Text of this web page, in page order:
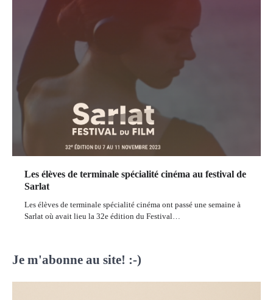
Les élèves de terminale spécialité cinéma au festival de
Sarlat
Les élèves de terminale spécialité cinéma ont passé une semaine à
Sarlat où avait lieu la 32e édition du Festival…
Je m'abonne au site! :-)